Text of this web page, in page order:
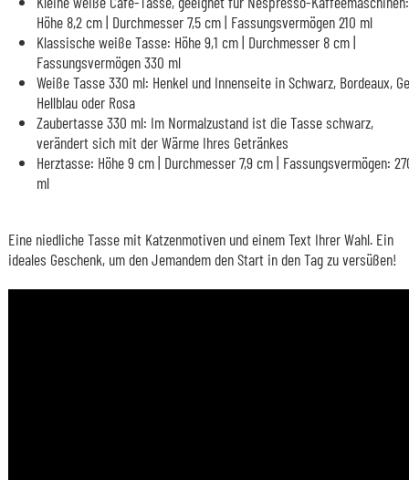
Höhe 8,2 cm | Durchmesser 7,5 cm | Fassungsvermögen 210 ml
Klassische weiße Tasse: Höhe 9,1 cm | Durchmesser 8 cm |
Fassungsvermögen 330 ml
Weiße Tasse 330 ml: Henkel und Innenseite in Schwarz, Bordeaux,
Hellblau oder Rosa
Zaubertasse 330 ml: Im Normalzustand ist die Tasse schwarz,
verändert sich mit der Wärme Ihres Getränkes
Herztasse: Höhe 9 cm | Durchmesser 7,9 cm | Fassungsvermögen:
ml
Eine niedliche Tasse mit Katzenmotiven und einem Text Ihrer Wahl. Ein
ideales Geschenk, um den Jemandem den Start in den Tag zu versüßen!